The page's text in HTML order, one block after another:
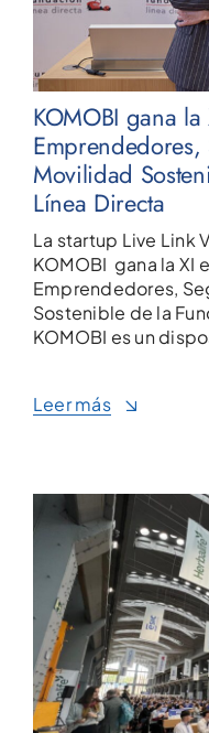
KOMOBI gana
Movilidad
Línea Directa
La startup Live Link
KOMOBI gana la XI
Emprendedores,
Sostenible de la
KOMOBI es un
Leer más